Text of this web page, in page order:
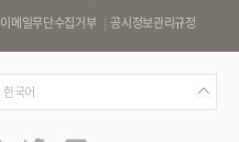
이메일무단수집거부 공시정보관리규정
언
한국어